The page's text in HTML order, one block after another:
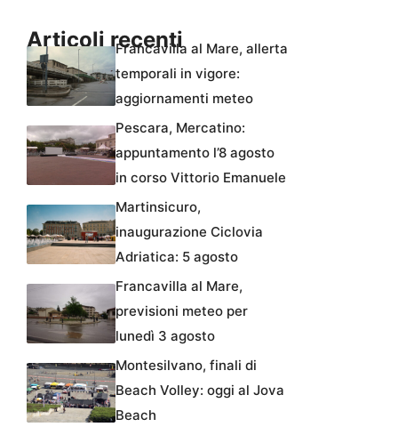
Articoli recentiFrancavilla al Mare, allerta
temporali in vigore:
aggiornamenti meteo
Pescara, Mercatino:
appuntamento l’8 agosto
in corso Vittorio Emanuele
Martinsicuro,
inaugurazione Ciclovia
Adriatica: 5 agosto
Francavilla al Mare,
previsioni meteo per
lunedì 3 agosto
Montesilvano, finali di
Beach Volley: oggi al Jova
Beach